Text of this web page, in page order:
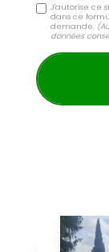
J'autorise ce
dans ce
demande.
données